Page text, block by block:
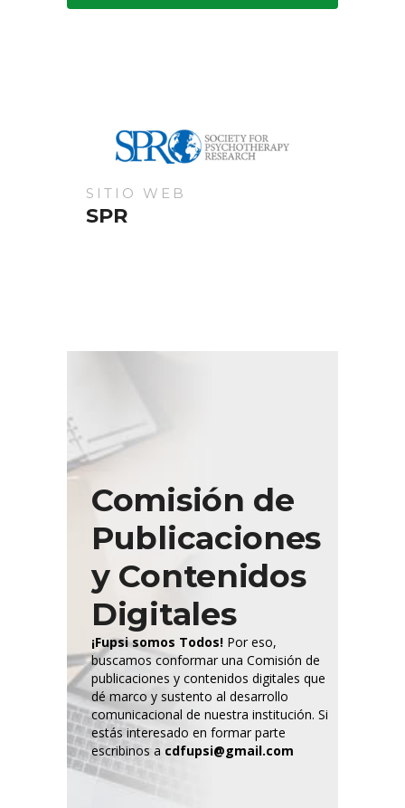
SITIO WEB
SPR
Comisión de
Publicaciones
y Contenidos
Digitales
¡Fupsi somos Todos! Por eso,
buscamos conformar una Comisión de
publicaciones y contenidos digitales que
dé marco y sustento al desarrollo
comunicacional de nuestra institución. Si
estás interesado en formar parte
escribinos a cdfupsi@gmail.com